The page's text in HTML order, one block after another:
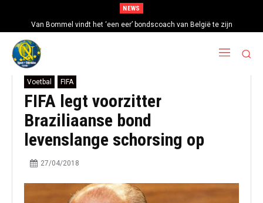
NEWS
Van Bommel vindt het ‘een eer’ bondscoach van België te zijn
Voetbal FIFA
FIFA legt voorzitter
Braziliaanse bond
levenslange schorsing op
27/04/2018